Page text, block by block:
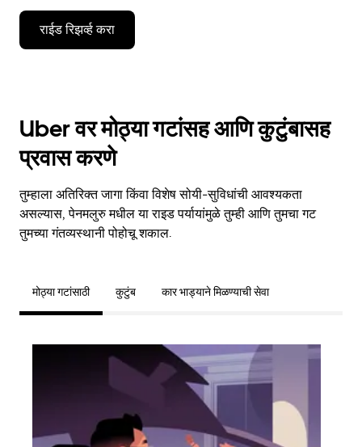
राईड रिझर्व्ह करा
Uber वर मोठ्या गटांसह आणि कुटुंबासह
प्रवास करणे
तुम्हाला अतिरिक्त जागा किंवा विशेष सोयी-सुविधांची आवश्यकता
असल्यास, पेनमलुरु मधील या राइड पर्यायांमुळे तुम्ही आणि तुमचा गट
तुमच्या गंतव्यस्थानी पोहोचू शकाल.
मोठ्या गटांसाठी कुटुंब कार भाड्याने मिळण्याची सेवा